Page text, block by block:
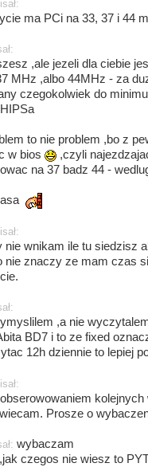
ma PCi na 33, 37 i 44
,ale jezeli dla ciebie
MHz ,albo 44MHz - za
czegokolwiek do
to nie problem ,bo z
w bios
,czyli
na 37 badz 44 -
nie wnikam ile tu siedzisz
nie znaczy ze mam czas
,a nie
BD7 i to ze fixed
12h dziennie to lepiej
Prosze o
wybaczam
czegos nie wiesz to